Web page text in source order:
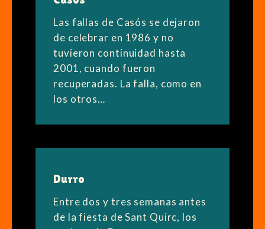
Las fallas de Casós se dejaron
de celebrar en 1986 y no
tuvieron continuidad hasta
2001, cuando fueron
recuperadas. La falla, como en
los otros…
Durro
Entre dos y tres semanas antes
de la fiesta de Sant Quirc, los